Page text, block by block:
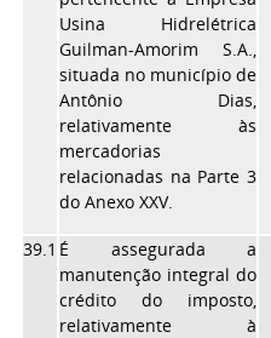
Usina Hidrelétrica
Guilman-Amorim S.A.,
situada no município de
Antônio Dias,
relativamente às
mercadorias
relacionadas na Parte 3
do Anexo XXV.
39.1 É assegurada a
manutenção integral do
crédito do imposto,
relativamente à